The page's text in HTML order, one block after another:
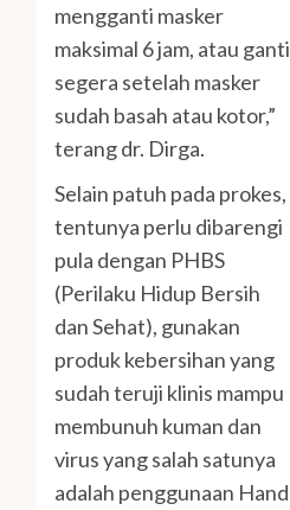
mengganti masker
maksimal 6 jam, atau ganti
segera setelah masker
sudah basah atau kotor,”
terang dr. Dirga.
Selain patuh pada prokes,
tentunya perlu dibarengi
pula dengan PHBS
(Perilaku Hidup Bersih
dan Sehat), gunakan
produk kebersihan yang
sudah teruji klinis mampu
membunuh kuman dan
virus yang salah satunya
adalah penggunaan Hand